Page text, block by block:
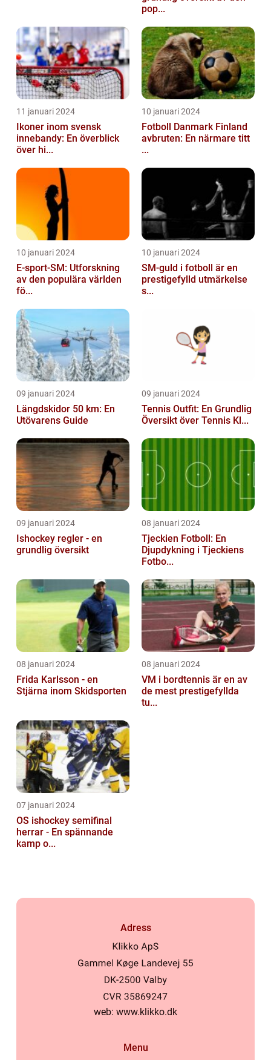
pop...
11 januari 2024
Ikoner inom svensk
innebandy: En överblick
över hi...
10 januari 2024
Fotboll Danmark Finland
avbruten: En närmare titt
...
10 januari 2024
E-sport-SM: Utforskning
av den populära världen
fö...
10 januari 2024
SM-guld i fotboll är en
prestigefylld utmärkelse
s...
09 januari 2024
Längdskidor 50 km: En
Utövarens Guide
09 januari 2024
Tennis Outfit: En Grundlig
Översikt över Tennis Kl...
09 januari 2024
Ishockey regler - en
grundlig översikt
08 januari 2024
Tjeckien Fotboll: En
Djupdykning i Tjeckiens
Fotbo...
08 januari 2024
Frida Karlsson - en
Stjärna inom Skidsporten
08 januari 2024
VM i bordtennis är en av
de mest prestigefyllda
tu...
07 januari 2024
OS ishockey semifinal
herrar - En spännande
kamp o...
Adress
web: www.klikko.dk
Menu